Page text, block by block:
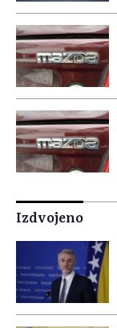
Izdvojeno